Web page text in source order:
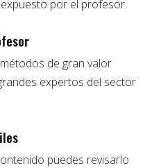
por el profesor.
de gran valor
expertos del sector
puedes revisarlo